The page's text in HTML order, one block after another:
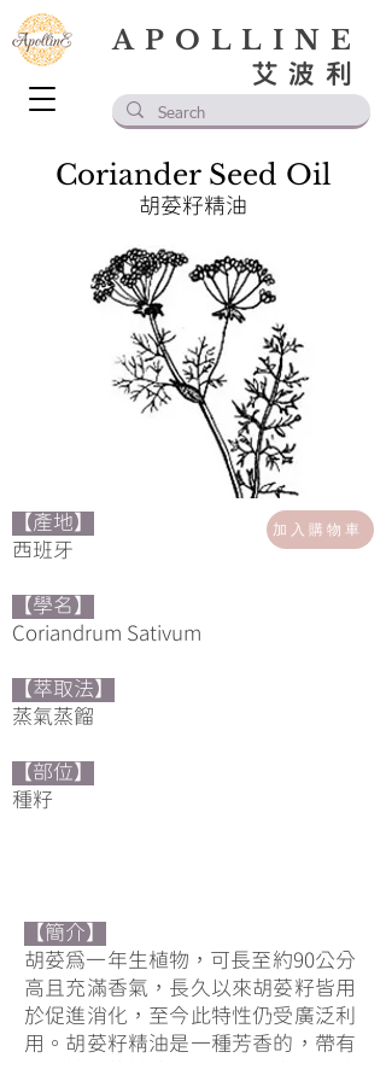
艾波利
APOLLINE
Coriander Seed Oil
胡荽籽精油
【產地】
西班牙
【學名】
Coriandrum Sativum
【萃取法】
蒸氣蒸餾
【部位】
​種籽
加入購物車
【簡介】
胡荽為一年生植物，可長至約90公分
高且充滿香氣，長久以來胡荽籽皆用
於促進消化，至今此特性仍受廣泛利
用。胡荽籽精油是一種芳香的，帶有